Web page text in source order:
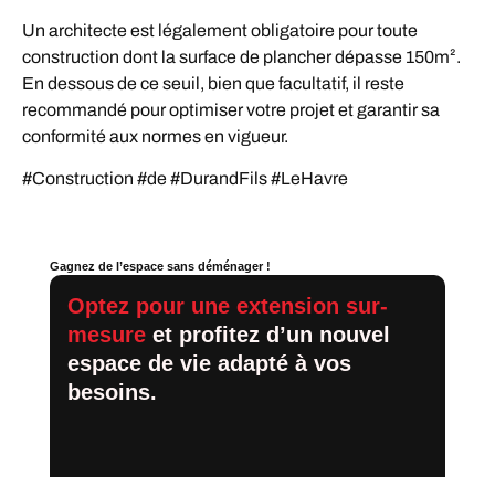
Un architecte est légalement obligatoire pour toute
construction dont la surface de plancher dépasse 150m².
En dessous de ce seuil, bien que facultatif, il reste
recommandé pour optimiser votre projet et garantir sa
conformité aux normes en vigueur.
#Construction #de #DurandFils #LeHavre
Gagnez de l’espace sans déménager !
Optez pour une extension sur-
mesure et profitez d’un nouvel
espace de vie adapté à vos
besoins.